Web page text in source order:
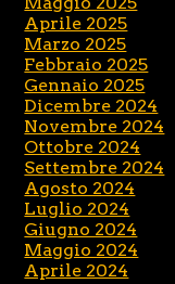
Aprile 2025
Marzo 2025
Febbraio 2025
Gennaio 2025
Dicembre 2024
Novembre 2024
Ottobre 2024
Settembre 2024
Agosto 2024
Luglio 2024
Giugno 2024
Maggio 2024
Aprile 2024